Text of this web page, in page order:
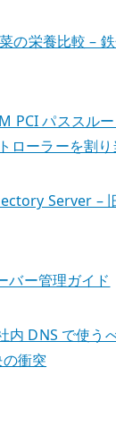
の栄養比較 –
PCI パススル
ローラーを割
Server –
バー管理ガイド
内 DNS で使う
衝突